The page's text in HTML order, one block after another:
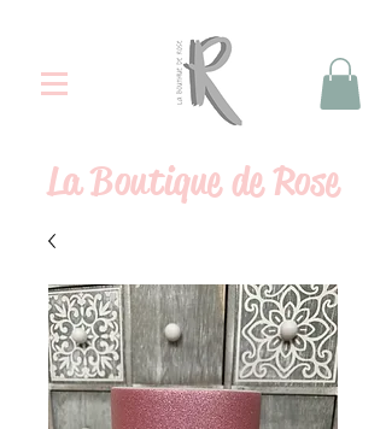
LaBoutique de Rose